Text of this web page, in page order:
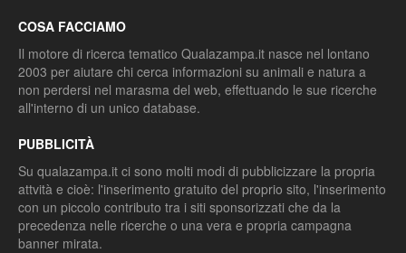
COSA FACCIAMO
Il motore di ricerca tematico Qualazampa.it nasce nel lontano
2003 per aiutare chi cerca informazioni su animali e natura a
non perdersi nel marasma del web, effettuando le sue ricerche
all'interno di un unico database.
PUBBLICITÀ
Su qualazampa.it ci sono molti modi di pubblicizzare la propria
attvità e cioè: l'inserimento gratuito del proprio sito, l'inserimento
con un piccolo contributo tra i siti sponsorizzati che da la
precedenza nelle ricerche o una vera e propria campagna
banner mirata.